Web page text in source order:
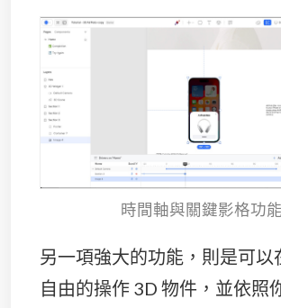
時間軸與關鍵影格功能
另一項強大的功能，則是可以
自由的操作 3D 物件，並依照